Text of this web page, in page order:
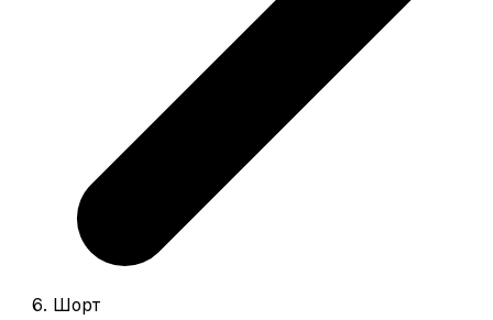
Шорт